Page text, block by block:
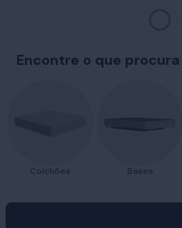
Encontre o que procura
Colchões Bases